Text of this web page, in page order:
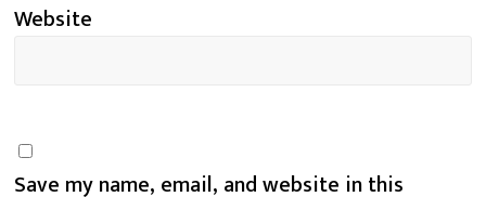
Website
Save my name, email, and website in this